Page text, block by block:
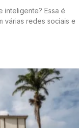
inteligente? Essa é
várias redes sociais e